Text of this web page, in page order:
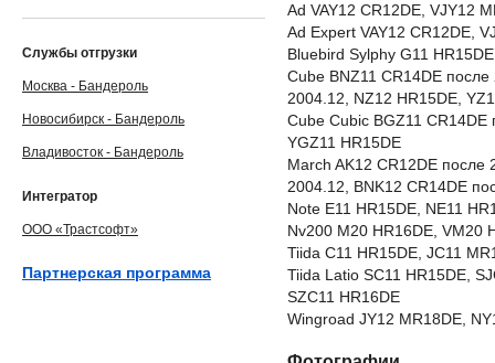
Ad VAY12 CR12DE, VJY12
Ad Expert VAY12 CR12DE,
Bluebird Sylphy G11
Cube BNZ11 CR14DE
2004.12, NZ12 HR15DE,
Cube Cubic BGZ11
YGZ11 HR15DE
March AK12 CR12DE после
2004.12, BNK12 CR14DE
Note E11 HR15DE, NE11
Nv200 M20 HR16DE, VM20
Tiida C11 HR15DE, JC11
Tiida Latio SC11 HR15DE,
SZC11 HR16DE
Wingroad JY12 MR18DE,
Службы отгрузки
Москва - Бандероль
Новосибирск - Бандероль
Владивосток - Бандероль
Интегратор
ООО «Трастсофт»
Партнерская программа